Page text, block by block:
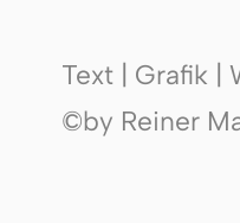
Text | Grafik |
©by Reiner